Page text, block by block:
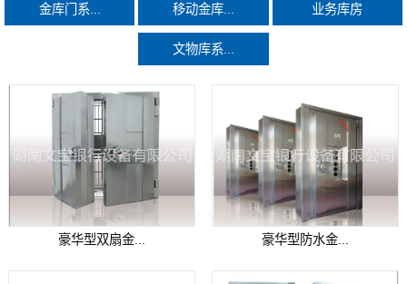
金库门系... 移动金库... 业务库房
文物库系...
豪华型双扇金... 豪华型防水金...